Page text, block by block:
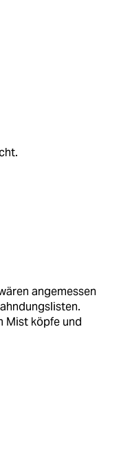
angemessen
Mist köpfe und